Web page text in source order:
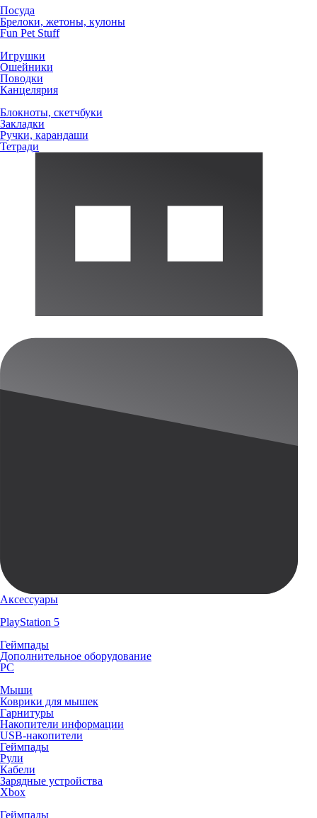
Посуда
Брелоки, жетоны, кулоны
Fun Pet Stuff
Игрушки
Ошейники
Поводки
Канцелярия
Блокноты, скетчбуки
Закладки
Ручки, карандаши
Тетради
Аксессуары
PlayStation 5
Геймпады
Дополнительное оборудование
PC
Мыши
Коврики для мышек
Гарнитуры
Накопители информации
USB-накопители
Геймпады
Рули
Кабели
Зарядные устройства
Xbox
Геймпады